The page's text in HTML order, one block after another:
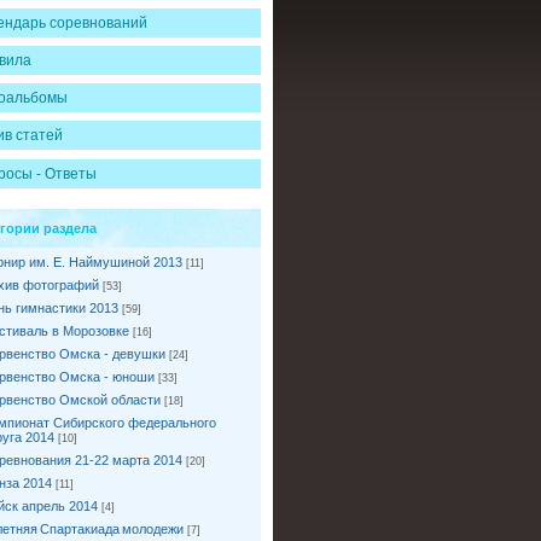
соревнований
статей
- Ответы
раздела
им. Е. Наймушиной 2013 [11]
фотографий [53]
гимнастики 2013 [59]
в Морозовке [16]
Омска - девушки [24]
Омска - юноши [33]
Омской области [18]
Сибирского федерального
2014 [10]
21-22 марта 2014 [20]
2014 [11]
апрель 2014 [4]
Спартакиада молодежи [7]